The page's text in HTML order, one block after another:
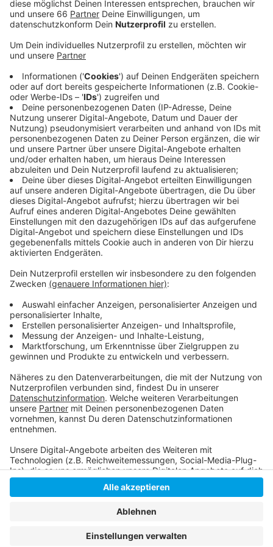
aber seinen Verletzungen. Wie es zu dem Unglück
kommen konnte, ist noch unklar.
Veröffentlicht:Sonntag, 23.06.2019 08:16
Anzeige
Und seit diesem Wochenende ermittelt bei der
Düsseldorfer Polizei eine Mordkommission. Sie soll die
Hintergründe eines Vorfalls klären, der sich in der
Nacht zu Samstag auf der Worringer Straße ereignet
hat. Ein Zeuge hatte die Polizei gerufen, weil er einen
Mann mit Stichverletzungen gesehen hatte. Die
Beamten fanden dann in einem Keller einen weiteren
Mann mit ähnlichen Verletzungen. Die Kripo geht
davon aus, dass die beiden sich gestritten und
aufeinander eingestochen hatten. Die Männer kamen
ins Krankenhaus. Lebensgefahr besteht laut Polizei
nicht.
Anzeige
Anzeige